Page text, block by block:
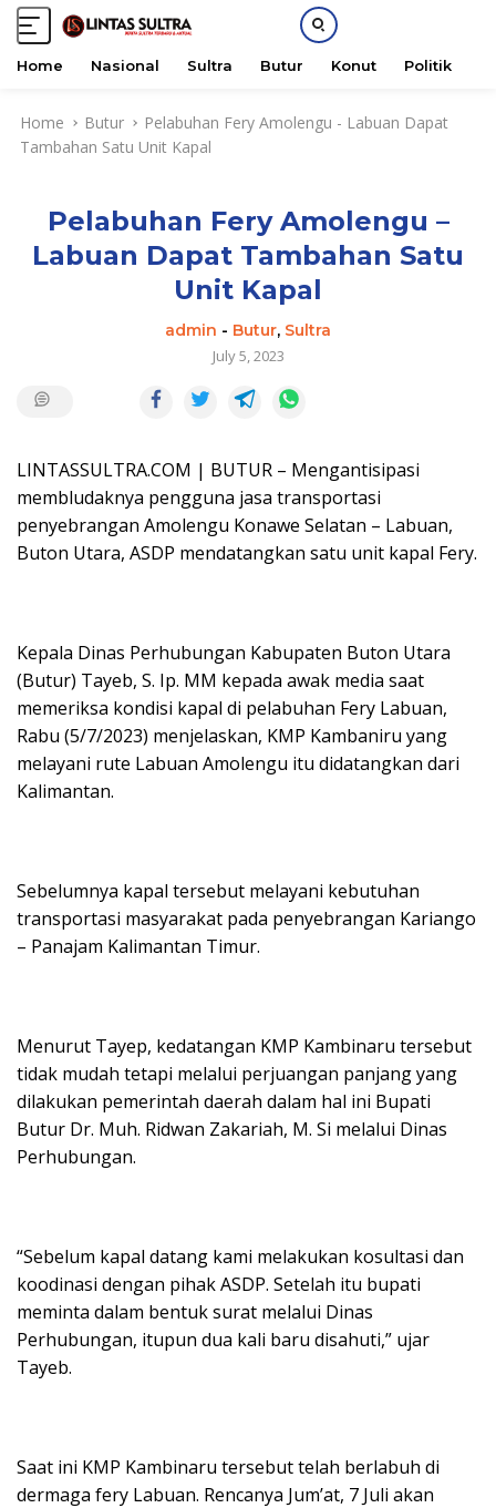
Home Nasional Sultra Butur Konut Politik
Home Butur
Pelabuhan Fery Amolengu - Labuan Dapat
Tambahan Satu Unit Kapal
Pelabuhan Fery Amolengu –
Labuan Dapat Tambahan Satu
Unit Kapal
admin - Butur, Sultra
July 5, 2023
LINTASSULTRA.COM | BUTUR – Mengantisipasi
membludaknya pengguna jasa transportasi
penyebrangan Amolengu Konawe Selatan – Labuan,
Buton Utara, ASDP mendatangkan satu unit kapal Fery.
Kepala Dinas Perhubungan Kabupaten Buton Utara
(Butur) Tayeb, S. Ip. MM kepada awak media saat
memeriksa kondisi kapal di pelabuhan Fery Labuan,
Rabu (5/7/2023) menjelaskan, KMP Kambaniru yang
melayani rute Labuan Amolengu itu didatangkan dari
Kalimantan.
Sebelumnya kapal tersebut melayani kebutuhan
transportasi masyarakat pada penyebrangan Kariango
– Panajam Kalimantan Timur.
Menurut Tayep, kedatangan KMP Kambinaru tersebut
tidak mudah tetapi melalui perjuangan panjang yang
dilakukan pemerintah daerah dalam hal ini Bupati
Butur Dr. Muh. Ridwan Zakariah, M. Si melalui Dinas
Perhubungan.
“Sebelum kapal datang kami melakukan kosultasi dan
koodinasi dengan pihak ASDP. Setelah itu bupati
meminta dalam bentuk surat melalui Dinas
Perhubungan, itupun dua kali baru disahuti,” ujar
Tayeb.
Saat ini KMP Kambinaru tersebut telah berlabuh di
dermaga fery Labuan. Rencanya Jum’at, 7 Juli akan